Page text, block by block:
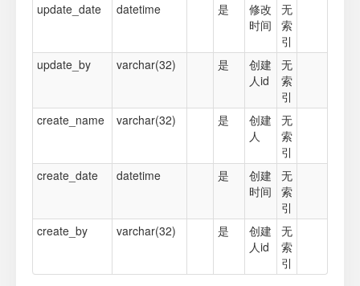
update_date
datetime 是
修改
时间
无
索
引
update_by
varchar(32) 是
创建
人id
无
索
引
create_name
varchar(32) 是
创建
人
无
索
引
create_date
datetime 是
创建
时间
无
索
引
create_by
varchar(32) 是
创建
人id
无
索
引